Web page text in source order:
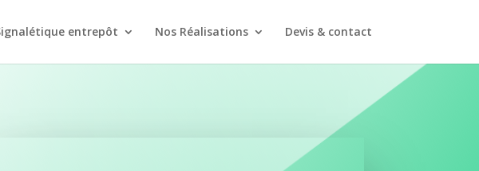
entrepôt Nos Réalisations Devis & contact